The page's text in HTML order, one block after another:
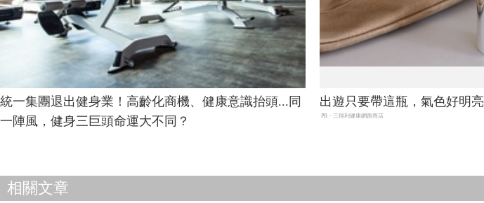
統一集團退出健身業！高齡化商機、健康意識抬頭...同
一陣風，健身三巨頭命運大不同？
出遊只要帶這瓶，氣色好明亮
PR・三得利健康網路商店
相關文章